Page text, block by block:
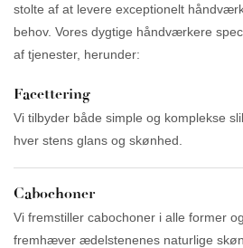
stolte af at levere exceptionelt
behov. Vores dygtige håndværkere
af tjenester, herunder:
Facettering
Vi tilbyder både simple og komplekse
hver stens glans og skønhed.
Cabochoner
Vi fremstiller cabochoner i alle former
fremhæver ædelstenenes naturlige